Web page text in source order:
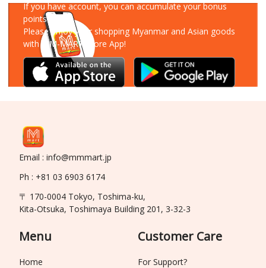
If you have account, you can accumulate your bonus
points!
Please enjoy your shopping Myanmar and Asian goods
with MM-MART Store App!
Email : info@mmmart.jp
Ph : +81 03 6903 6174
〒 170-0004 Tokyo, Toshima-ku,
Kita-Otsuka, Toshimaya Building 201, 3-32-3
Menu
Home
Customer Care
For Support?